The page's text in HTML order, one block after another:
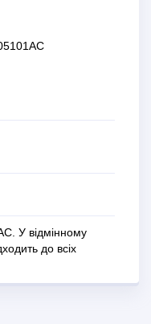
У відмінному
до всіх